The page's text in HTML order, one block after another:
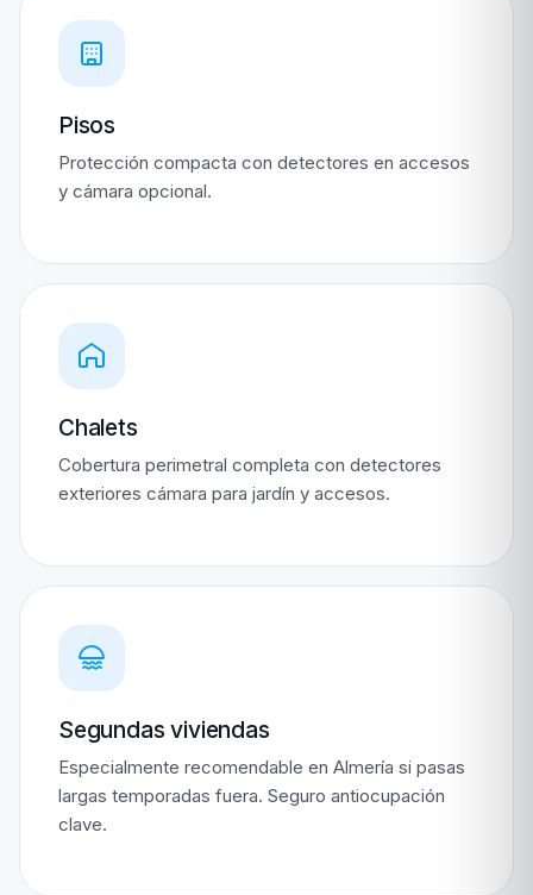
Pisos
Protección compacta con detectores en accesos
y cámara opcional.
Chalets
Cobertura perimetral completa con detectores
exteriores cámara para jardín y accesos.
Segundas viviendas
Especialmente recomendable en Almería si pasas
largas temporadas fuera. Seguro antiocupación
clave.